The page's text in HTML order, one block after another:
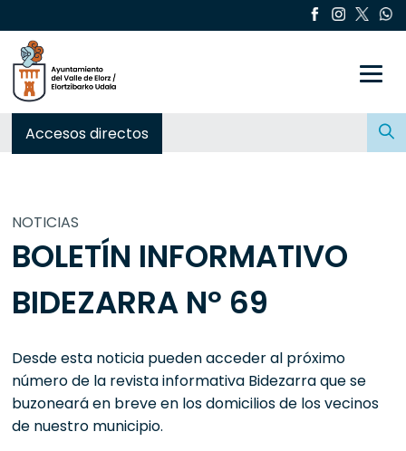
Accesos directos
Buscar:
NOTICIAS
BOLETÍN INFORMATIVO
BIDEZARRA Nº 69
Desde esta noticia pueden acceder al próximo
número de la revista informativa Bidezarra que se
buzoneará en breve en los domicilios de los vecinos
de nuestro municipio.